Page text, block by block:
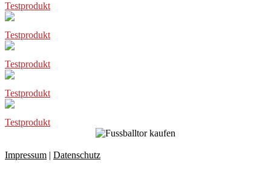
Testprodukt
Testprodukt
Testprodukt
Testprodukt
Testprodukt
Impressum | Datenschutz